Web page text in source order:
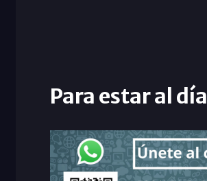
Para estar al día